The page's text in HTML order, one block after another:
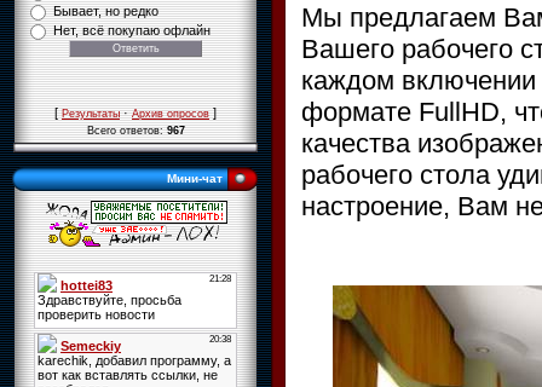
Бывает, но редко
Нет, всё покупаю офлайн
[Результаты·Архив опросов]
Всего ответов:967
Мини-чат
Мы предлагаем
Вашего рабочего
каждом
формате FullHD,
качества
рабочего стола
настроение, Вам